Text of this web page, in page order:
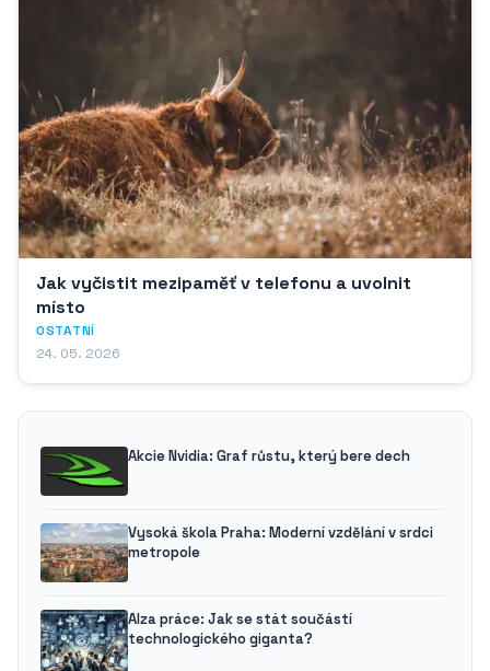
Jak vyčistit mezipaměť v telefonu a uvolnit
místo
OSTATNÍ
24. 05. 2026
Akcie Nvidia: Graf růstu, který bere dech
Vysoká škola Praha: Moderní vzdělání v srdci
metropole
Alza práce: Jak se stát součástí
technologického giganta?